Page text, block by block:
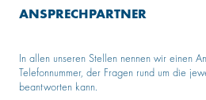
ANSPRECHPARTNER
In allen unseren Stellen nennen wir einen
Telefonnummer, der Fragen rund um die
beantworten kann.